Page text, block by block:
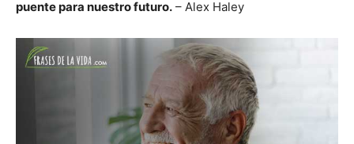
puente para nuestro futuro. – Alex Haley